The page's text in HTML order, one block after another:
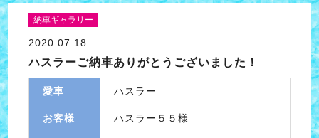
納車ギャラリー
2020.07.18
ハスラーご納車ありがとうございました！
愛車 ハスラー
お客様 ハスラー５５様